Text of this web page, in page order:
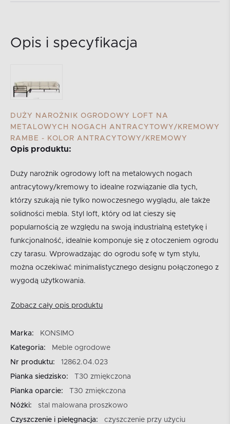
Opis i specyfikacja
DUŻY NAROŻNIK OGRODOWY LOFT NA
METALOWYCH NOGACH ANTRACYTOWY/KREMOWY
RAMBE - KOLOR ANTRACYTOWY/KREMOWY
Opis produktu:
Duży narożnik ogrodowy loft na metalowych nogach
antracytowy/kremowy to idealne rozwiązanie dla tych,
którzy szukają nie tylko nowoczesnego wyglądu, ale także
solidności mebla. Styl loft, który od lat cieszy się
popularnością ze względu na swoją industrialną estetykę i
funkcjonalność, idealnie komponuje się z otoczeniem ogrodu
czy tarasu. Wprowadzając do ogrodu sofę w tym stylu,
można oczekiwać minimalistycznego designu połączonego z
wygodą użytkowania.
Zobacz cały opis produktu
Marka:
KONSIMO
Kategoria:
Meble ogrodowe
Nr produktu:
12862.04.023
Pianka siedzisko:
T30 zmiękczona
Pianka oparcie:
T30 zmiękczona
Nóżki:
stal malowana proszkowo
Czyszczenie i pielęgnacja:
czyszczenie przy użyciu